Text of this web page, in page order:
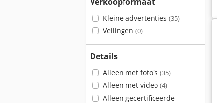
Kleine advertenties (35)
Veilingen (0)
Details
Alleen met foto's (35)
Alleen met video (4)
Alleen gecertificeerde